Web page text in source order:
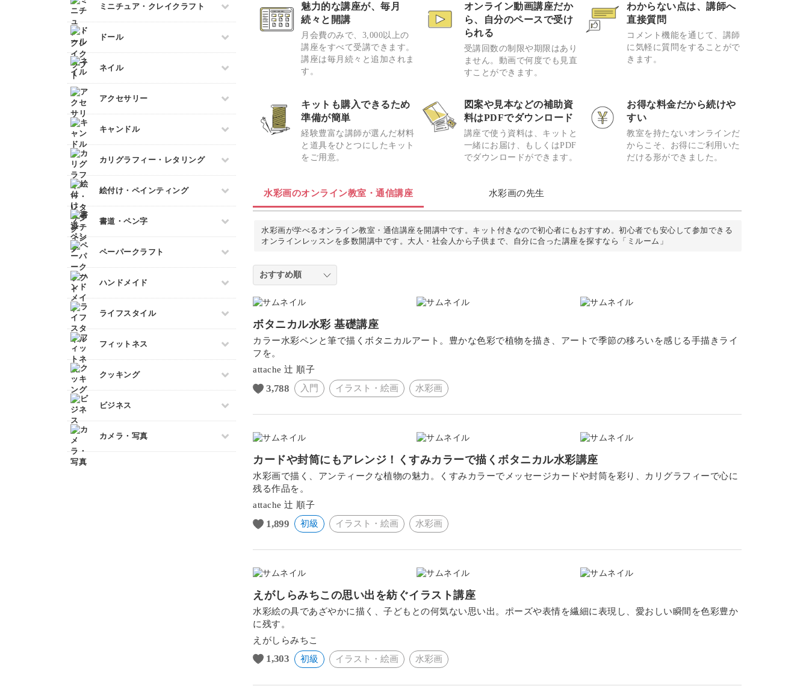
ミニチュア・クレイクラフト
すべて
フェイクスイーツ
ミニチュアフード
ミニチュア雑貨
ドール
すべて
ドール服
ドールハウス
ネイル
すべて
ネイル検定
スカルプネイル
ネイルケア
ジェルネイル
アクセサリー
すべて
プラバンアクセサリー
クレイ
レジンアクセサリー
ワイヤーアクセサリー
ビーズアクセサリー
キャンドル
すべて
キャンドルホルダー
マーブルキャンドル
スイーツキャンドル
ソイキャンドル
ジェルキャンドル
ボタニカルキャンドル
韓国キャンドル
アロマキャンドル
サシェ
カリグラフィー・レタリング
すべて
カリグラフィー
レタリング
絵付け・ペインティング
すべて
ポーセラーツ
トールペイント
上絵付け
書道・ペン字
すべて
ペン字
筆文字
ペーパークラフト
すべて
ペーパーアート
切り絵
ラッピング
折り紙
カルトナージュ
ハンドメイド
すべて
石鹸作り
羊毛フェルト
カービング
つまみ細工
水引
レザークラフト
消しゴムはんこ
クラフト
ライフスタイル
すべて
整理収納・片付け
多肉植物
占い
金継ぎ
フラワーアレンジメント
手帳・ノート
アロマ・ハーブ
フィットネス
すべて
フィットネス
ダンス
ピラティス
ヨガ
クッキング
すべて
アイシングクッキー
パン
洋菓子
ビジネス
すべて
マネー
ブランディング
カメラ・写真
すべて
魅力的な講座が、毎月
続々と開講
月会費のみで、3,000以上の
講座をすべて受講できます。
講座は毎月続々と追加されま
す。
オンライン動画講座だか
ら、自分のペースで受け
られる
受講回数の制限や期限はあり
ません。動画で何度でも見直
すことができます。
わからない点は、講師へ
直接質問
コメント機能を通じて、講師
に気軽に質問をすることがで
きます。
キットも購入できるため
準備が簡単
経験豊富な講師が選んだ材料
と道具をひとつにしたキット
をご用意。
図案や見本などの補助資
料はPDFでダウンロード
講座で使う資料は、キットと
一緒にお届け、もしくはPDF
でダウンロードができます。
お得な料金だから続けや
すい
教室を持たないオンラインだ
からこそ、お得にご利用いた
だける形ができました。
水彩画のオンライン教室・通信講座 水彩画の先生
水彩画が学べるオンライン教室・通信講座を開講中です。キット付きなので初心者にもおすすめ。初心者でも安心して参加できる
オンラインレッスンを多数開講中です。大人・社会人から子供まで、自分に合った講座を探すなら「ミルーム」
ボタニカル水彩 基礎講座
カラー水彩ペンと筆で描くボタニカルアート。豊かな色彩で植物を描き、アートで季節の移ろいを感じる手描きライ
フを。
attache 辻 順子
3,788 入門 イラスト・絵画 水彩画
カードや封筒にもアレンジ！くすみカラーで描くボタニカル水彩講座
水彩画で描く、アンティークな植物の魅力。くすみカラーでメッセージカードや封筒を彩り、カリグラフィーで心に
残る作品を。
attache 辻 順子
1,899 初級 イラスト・絵画 水彩画
えがしらみちこの思い出を紡ぐイラスト講座
水彩絵の具であざやかに描く、子どもとの何気ない思い出。ポーズや表情を繊細に表現し、愛おしい瞬間を色彩豊か
に残す。
えがしらみちこ
1,303 初級 イラスト・絵画 水彩画